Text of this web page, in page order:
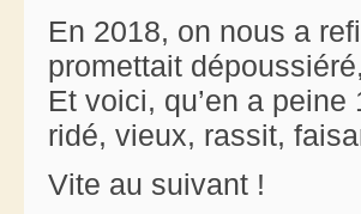
En 2018, on nous a
promettait
Et voici, qu’en a
ridé, vieux, rassit,
Vite au suivant !